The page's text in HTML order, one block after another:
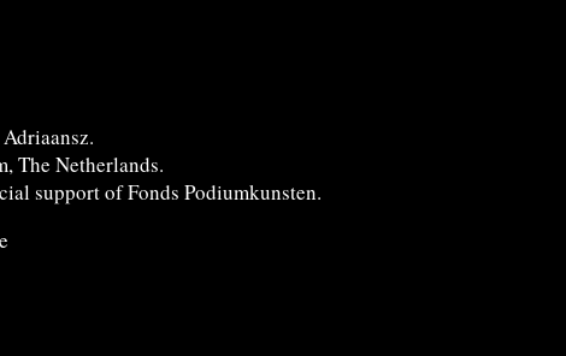
The Netherlands.
support of Fonds Podiumkunsten.